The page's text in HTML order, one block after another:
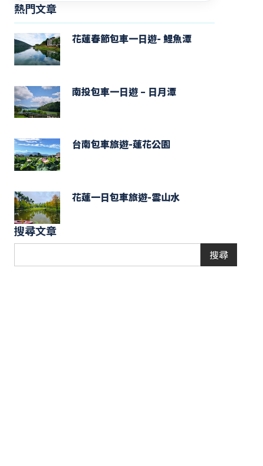
熱門文章
花蓮春節包車一日遊- 鯉魚潭
南投包車一日遊 – 日月潭
台南包車旅遊-蓮花公園
花蓮一日包車旅遊-雲山水
搜尋文章
搜尋